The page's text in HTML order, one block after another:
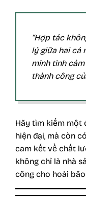
“Hợp tác
lý giữa hai cá
minh tình
thành công
Hãy tìm kiếm một
hiện đại, mà còn
cam kết về chất
không chỉ là nhà
công cho hoài bão